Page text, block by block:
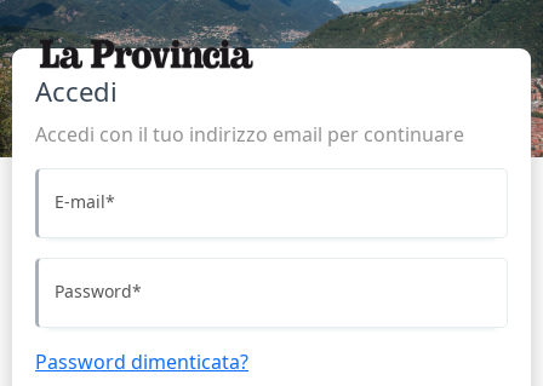
Accedi
Accedi con il tuo indirizzo email per continuare
E-mail*
Password*
Password dimenticata?